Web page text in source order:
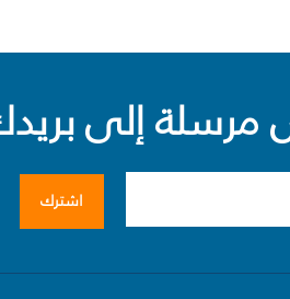
إلى
اشترك